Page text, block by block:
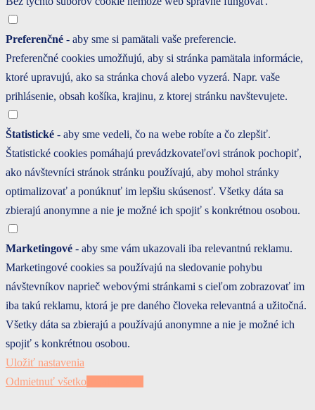
Preferenčné - aby sme si pamätali vaše preferencie.
Preferenčné cookies umožňujú, aby si stránka pamätala informácie,
ktoré upravujú, ako sa stránka chová alebo vyzerá. Napr. vaše
prihlásenie, obsah košíka, krajinu, z ktorej stránku navštevujete.
Štatistické - aby sme vedeli, čo na webe robíte a čo zlepšiť.
Štatistické cookies pomáhajú prevádzkovateľovi stránok pochopiť,
ako návštevníci stránok stránku používajú, aby mohol stránky
optimalizovať a ponúknuť im lepšiu skúsenosť. Všetky dáta sa
zbierajú anonymne a nie je možné ich spojiť s konkrétnou osobou.
Marketingové - aby sme vám ukazovali iba relevantnú reklamu.
Marketingové cookies sa používajú na sledovanie pohybu
návštevníkov naprieč webovými stránkami s cieľom zobrazovať im
iba takú reklamu, ktorá je pre daného človeka relevantná a užitočná.
Všetky dáta sa zbierajú a používajú anonymne a nie je možné ich
spojiť s konkrétnou osobou.
Uložiť nastavenia
Odmietnuť všetko